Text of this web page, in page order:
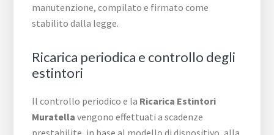
manutenzione, compilato e firmato come
stabilito dalla legge.
Ricarica periodica e controllo degli
estintori
Il controllo periodico e la Ricarica Estintori
Muratella vengono effettuati a scadenze
prestabilite, in base al modello di dispositivo, alla